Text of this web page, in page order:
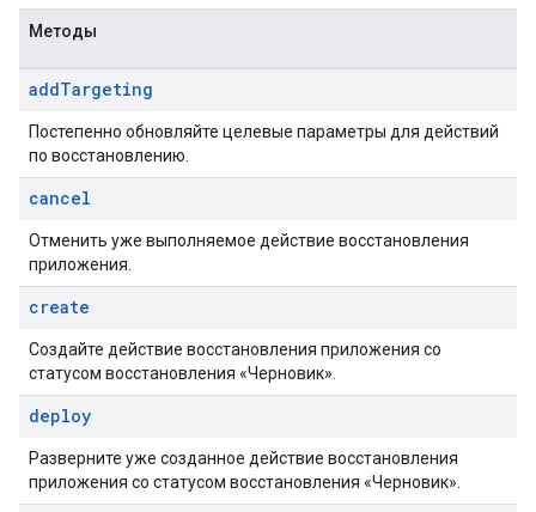
Методы
addTargeting
Постепенно обновляйте целевые параметры для действий
по восстановлению.
cancel
Отменить уже выполняемое действие восстановления
приложения.
create
Создайте действие восстановления приложения со
статусом восстановления «Черновик».
deploy
Разверните уже созданное действие восстановления
приложения со статусом восстановления «Черновик».